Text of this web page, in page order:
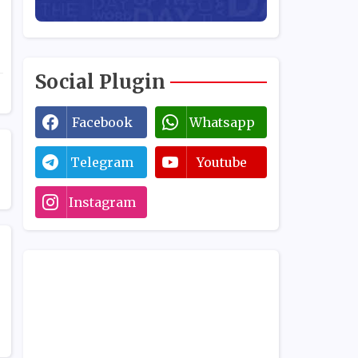
Social Plugin
Facebook Whatsapp
Telegram Youtube
Instagram